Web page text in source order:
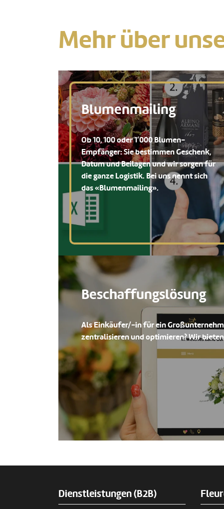
Mehr über
Blumenmailing
Ob 10, 100 oder 1‘000 Blumen-
Empfänger: Sie bestimmen Geschenk,
Datum und Beilagen und wir sorgen für
die ganze Logistik. Bei uns nennt sich
das «Blumenmailing».
Beschaffungslösung
Als Einkäufer/-in für ein
zentralisieren und optimieren? Wir
Dienstleistungen (B2B)